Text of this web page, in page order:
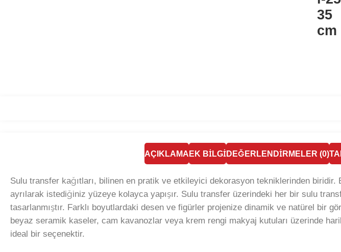
35
cm
AÇIKLAMA EK BILGIDEĞERLENDIRMELER (0)
Sulu transfer kağıtları, bilinen en pratik ve etkileyici dekorasyon tekniklerinden biridir.
ayrılarak istediğiniz yüzeye kolayca yapışır. Sulu transfer üzerindeki her bir sulu
tasarlanmıştır. Farklı boyutlardaki desen ve figürler projenize dinamik ve natürel bir
beyaz seramik kaseler, cam kavanozlar veya krem rengi makyaj kutuları üzerinde
ideal bir seçenektir.